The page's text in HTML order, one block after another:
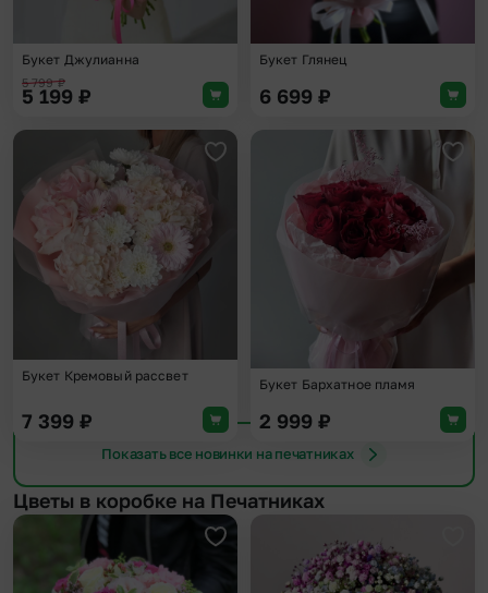
Букет Джулианна
5 799₽
5 199 ₽
Букет Глянец
6 699 ₽
Добавить в избранное
Букет Кремовый рассвет
7 399 ₽
Букет Бархатное пламя
2 999 ₽
Показать все новинки на печатниках
Цветы в коробке на Печатниках
Добавить в избранное